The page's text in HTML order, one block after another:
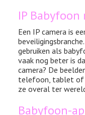
IP Babyfoon
Een IP camera is
gebruiken als
vaak nog beter is
camera? De
telefoon, tablet of
ze overal ter
Babyfoon-